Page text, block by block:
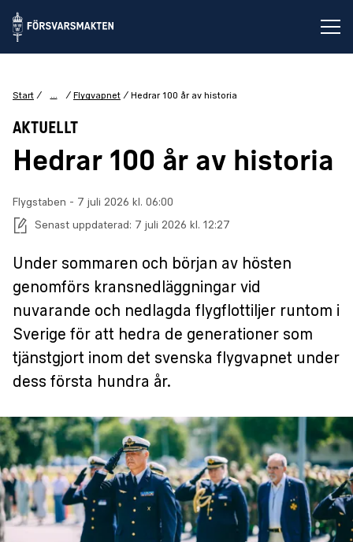
Start ... Flygvapnet Hedrar 100 år av historia
AKTUELLT
Hedrar 100 år av historia
Flygstaben - Publiceringsdatum:
7 juli 2026 kl. 06:00
Senast uppdaterad: 7 juli 2026 kl. 12:27
Under sommaren och början av hösten
genomförs kransnedläggningar vid
nuvarande och nedlagda flygflottiljer runtom i
Sverige för att hedra de generationer som
tjänstgjort inom det svenska flygvapnet under
dess första hundra år.